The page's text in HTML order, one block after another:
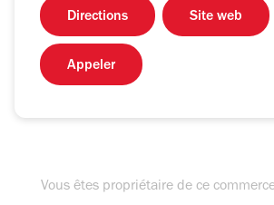
Directions Site web
Appeler
Vous êtes propriétaire de ce